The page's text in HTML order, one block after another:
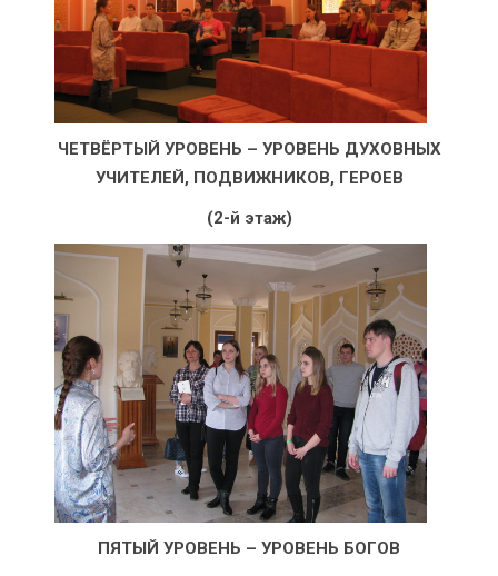
ЧЕТВЁРТЫЙ УРОВЕНЬ – УРОВЕНЬ ДУХОВНЫХ
УЧИТЕЛЕЙ, ПОДВИЖНИКОВ, ГЕРОЕВ
(2-й этаж)
ПЯТЫЙ УРОВЕНЬ – УРОВЕНЬ БОГОВ